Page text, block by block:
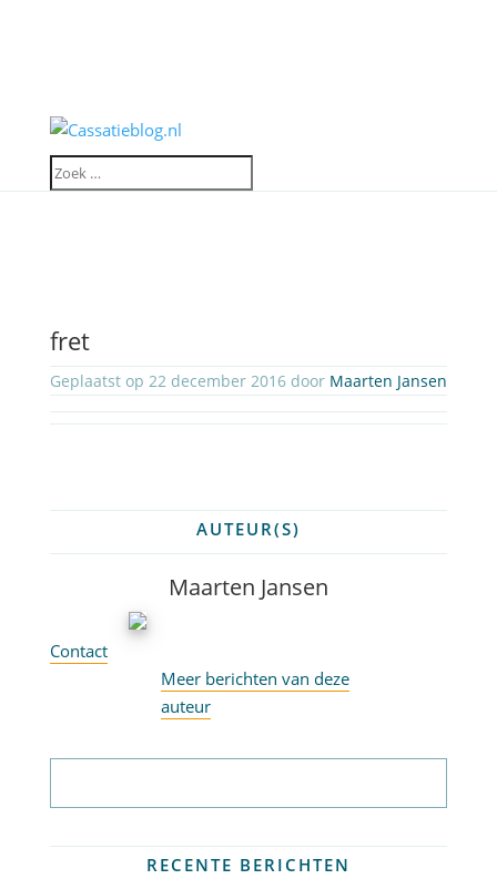
fret
Geplaatst op 22 december 2016 door Maarten Jansen
AUTEUR(S)
Maarten Jansen
Contact
Meer berichten van deze
auteur
RECENTE BERICHTEN